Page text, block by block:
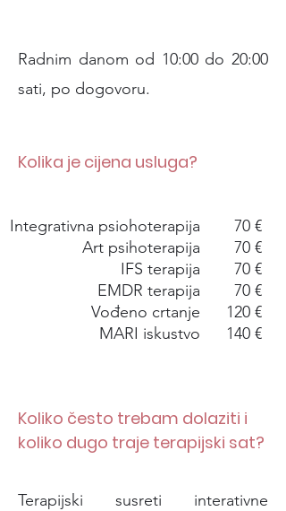
Radnim danom od 10:00 do 20:00
sati, po dogovoru.
Kolika je cijena usluga?
Integrativna psiohoterapija
Art psihoterapija
IFS terapija
EMDR terapija
Vođeno crtanje
MARI iskustvo
70 €
70 €
70 €
70 €
120 €
140 €
Koliko često trebam dolaziti i
koliko dugo traje terapijski sat?
Terapijski susreti interativne